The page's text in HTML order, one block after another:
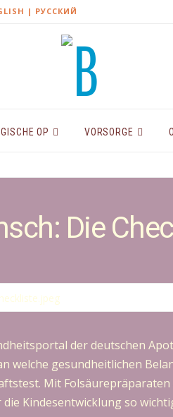
| РУССКИЙ
OP VORSORGE
Die
der deutschen
welche gesundheitlichen
Mit
Kindesentwicklung so